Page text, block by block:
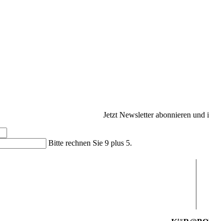
Jetzt Newsletter abonnieren
Bitte rechnen Sie 9 plus 5.